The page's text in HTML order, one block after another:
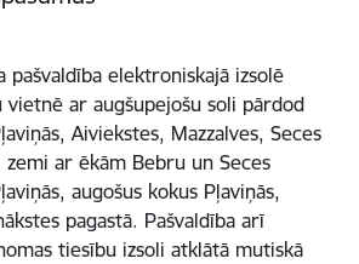
pašvaldība elektroniskajā izsolē
ar augšupejošu soli pārdod
Aiviekstes, Mazzalves, Seces
zemi ar ēkām Bebru un Seces
augošus kokus Pļaviņās,
pagastā. Pašvaldība arī
tiesību izsoli atklātā mutiskā